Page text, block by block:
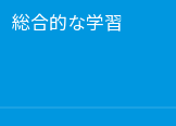
総合的な学習